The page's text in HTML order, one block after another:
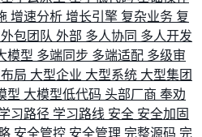
增速分析 增长引擎 复杂业务 复
外包团队 外部 多人协同 多人开发
模型 多端同步 多端适配 多级审
局 大型企业 大型系统 大型集团
型 大模型低代码 头部厂商 奉劝
习路径 学习路线 安全 安全加固
安全管控 安全管理 完整源码 完